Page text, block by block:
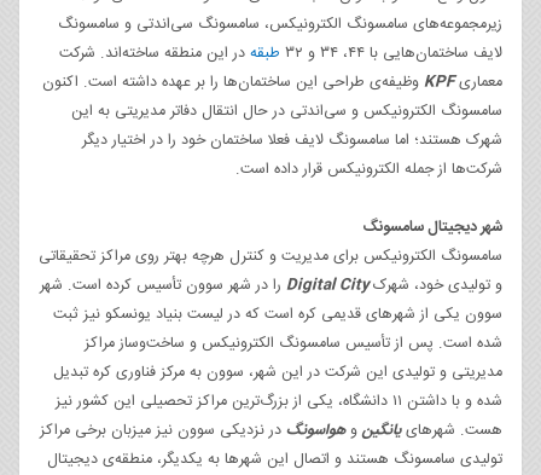
زیرمجموعه‌های سامسونگ الکترونیکس، سامسونگ سی‌اند‌تی و سامسونگ
لایف ساختمان‌هایی با ۴۴، ۳۴ و ۳۲
طبقهدر این منطقه ساخته‌اند. شرکت
معماریKPFوظیفه‌ی طراحی این ساختمان‌ها را بر عهده داشته است. اکنون
سامسونگ الکترونیکس و سی‌اند‌تی در حال انتقال دفاتر مدیریتی به این
شهرک هستند؛ اما سامسونگ لایف فعلا ساختمان خود را در اختیار دیگر
شرکت‌ها از جمله الکترونیکس قرار داده است.
شهر دیجیتال سامسونگ
سامسونگ الکترونیکس برای مدیریت و کنترل هرچه بهتر روی مراکز تحقیقاتی
و تولیدی خود، شهرکDigital City
را در شهر سوون تأسیس کرده است. شهر
سوون یکی از شهرهای قدیمی کره است که در لیست بنیاد یونسکو نیز ثبت
شده است. پس از تأسیس سامسونگ الکترونیکس و ساخت‌وساز مراکز
مدیریتی و تولیدی این شرکت در این شهر، سوون به مرکز فناوری کره تبدیل
شده و با داشتن ۱۱ دانشگاه، یکی از بزرگ‌ترین مراکز تحصیلی این کشور نیز
هست. شهرهاییانگینوهواسونگدر نزدیکی سوون نیز میزبان برخی مراکز
تولیدی سامسونگ هستند و اتصال این شهرها به یکدیگر، منطقه‌ی دیجیتال